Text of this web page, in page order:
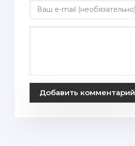
Добавить комментарий